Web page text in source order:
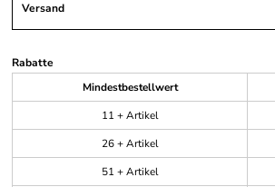
Versand
Rabatte
Mindestbestellwert
11 + Artikel
26 + Artikel
51 + Artikel